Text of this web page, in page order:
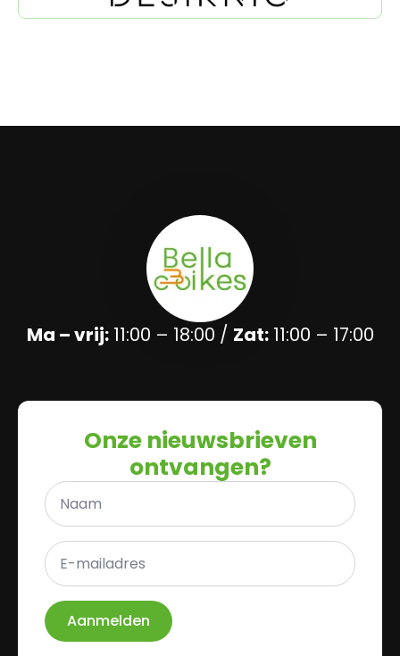
Ma – vrij:11:00 – 18:00 / Zat:11:00 – 17:00
Onze nieuwsbrieven
ontvangen?
Naam
E-
mailadres
*
Aanmelden